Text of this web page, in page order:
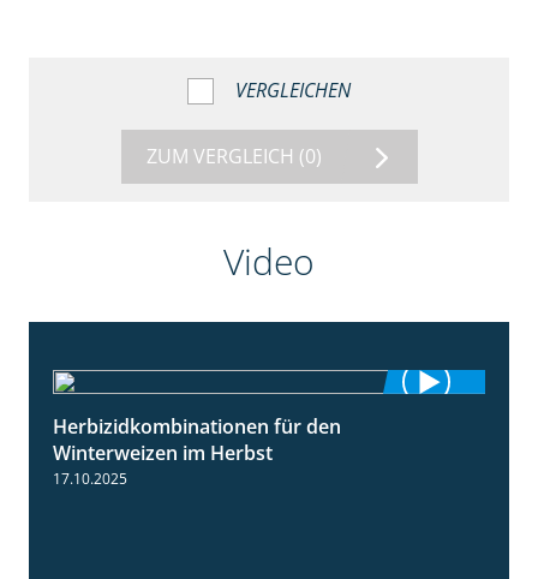
VERGLEICHEN
ZUM VERGLEICH (0)
Video
Herbizidkombinationen für den
Winterweizen im Herbst
17.10.2025